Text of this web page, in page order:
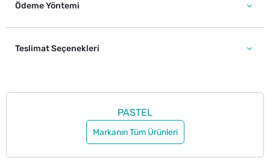
Ödeme Yöntemi
Teslimat Seçenekleri
PASTEL
Markanın Tüm Ürünleri